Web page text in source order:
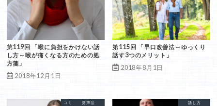
第119回 「喉に負担をかけない話
し方～喉が痛くなる方のための処
方箋」
2018年12月1日
第115回 「早口改善法～ゆっくり
話す3つのメリット」
2018年8月1日
コミュニケーション
嗄声
発声法 低音
発声法
話し方